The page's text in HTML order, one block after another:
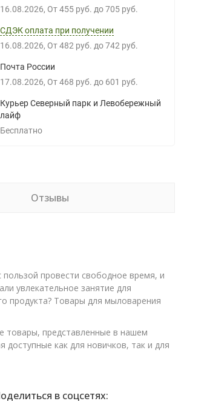
16.08.2026 От 455 руб. до 705 руб.
СДЭК оплата при получении
16.08.2026 От 482 руб. до 742 руб.
Почта России
17.08.2026 От 468 руб. до 601 руб.
Курьер Северный парк и Левобережный
лайф
Бесплатно
Отзывы
провести свободное время, и
увлекательное занятие для
продукта? Товары для мыловарения
товары, представленные в нашем
как для новичков, так и для
в соцсетях: